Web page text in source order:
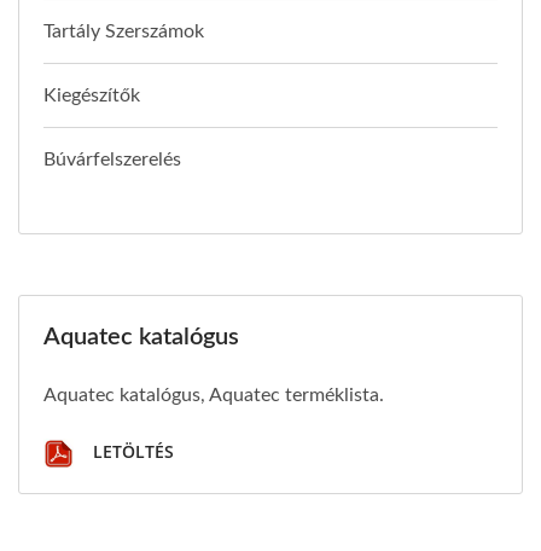
Tartály Szerszámok
Kiegészítők
Búvárfelszerelés
Aquatec katalógus
Aquatec katalógus, Aquatec terméklista.
LETÖLTÉS